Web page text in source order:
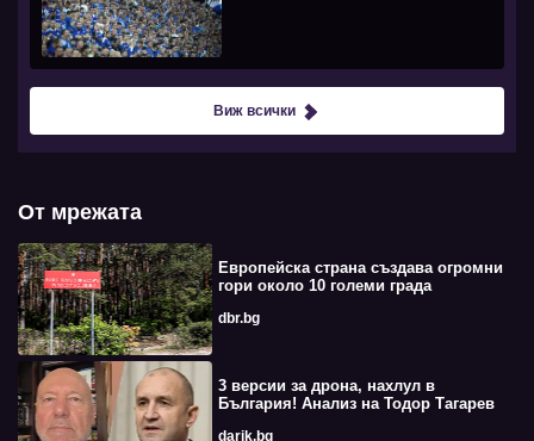
Виж всички
От мрежата
Европейска страна създава огромни
гори около 10 големи града
dbr.bg
3 версии за дрона, нахлул в
България! Анализ на Тодор Тагарев
darik.bg